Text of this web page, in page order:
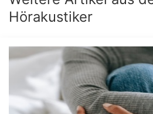
Hörakustiker